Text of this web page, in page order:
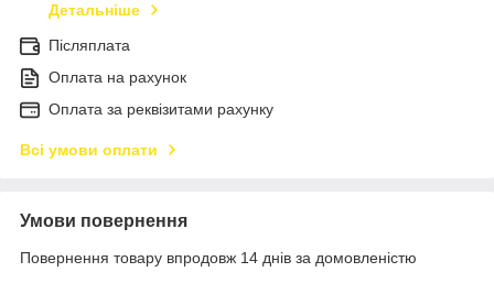
Детальніше
Післяплата
Оплата на рахунок
Оплата за реквізитами рахунку
Всі умови оплати
Умови повернення
Повернення товару впродовж 14 днів за домовленістю